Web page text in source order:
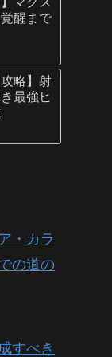
醒まで
略】射
最強ヒ
・カラ
の道の
すべき